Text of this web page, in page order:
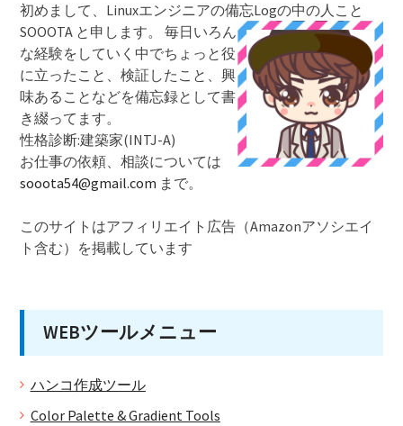
初めまして、Linuxエンジニアの備忘Logの中の人こと
SOOOTA と申します。 毎日いろん
な経験をしていく中でちょっと役
に立ったこと、検証したこと、興
味あることなどを備忘録として書
き綴ってます。
性格診断:建築家(INTJ-A)
お仕事の依頼、相談については
sooota54@gmail.com まで。
このサイトはアフィリエイト広告（Amazonアソシエイ
ト含む）を掲載しています
WEBツールメニュー
ハンコ作成ツール
Color Palette & Gradient Tools